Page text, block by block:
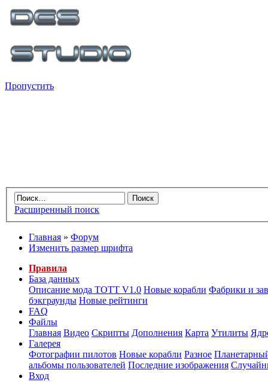
Пропустить
Расширенный поиск
Главная » Форум
Изменить размер шрифта
Правила
База данных
Описание мода ТОТТ V1.0 Новые корабли Фабрики и
бэкграунды Новые рейтинги
FAQ
Файлы
Главная Видео Скрипты Дополнения Карта Утилиты
Галерея
Фотографии пилотов Новые корабли Разное
альбомы пользователей Последние изображения
Вход